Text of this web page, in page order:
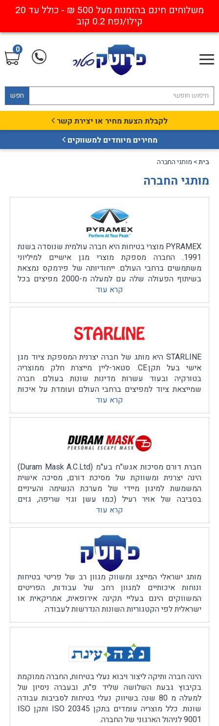
משלוחים חינם בהזמנות מעל 500 ₪ - כולל עד 20
קילו/נפח 0.2 קוב
חפש
0
לקבלת הצעת מחיר או יצירת קשר
מחירים מיוחדים למשווקים
בית> מותגי החברה
מותגי החברה
PYRAMEX מוצרי בטיחות היא חברה עולמית שנוסדה בשנת
1991. החברה מספקת מוצרי מגן אישיים למיליוני
משתמשים ברחבי העולם. ייחודיותה של פירמקס נמצאת
בשיתוף הפעולה שלה עם למעלה מ-2000 מפיצים בכל
רחבי העולם, מה שמאפשר את תפוצתה הרחבה.
החברה לא פועלת רק בכדי לספק מוצרים מעולים, אלא גם
כדי לספק פתרונות עבור המפיצים שלהם ולקוחותיהם. עם
העולם, החברה מצליחה לייצר קו של מוצרים איכותיים
ומשמעותיים בשוק. פירמקס מתמקדת בעיקר בייצור מוצרי
מגן המיועדים לאיזור המותניים ומעלה. כל המוצרים
נבדקים באופן עצמאי ועומדים בכל דרישות הבטיחות.
חברות ההפצה נותנות ביטחון מלא במוצרי פירמקס שישרתו
את מטרותיהם - להגן על הנכס החשוב בחברה, העובדים.
פירקמס מבטיחה למפיצים וללקוחותיהם את המוצרים
פרוטק בטיחות וטכנולוגיה בע’’מ הינה הנציגה הבלעדית
קרא עוד
STARLINE היא מותג של חברה יצרנית המספקת ציוד מגן
אישי בעל תקן CE. סטאר-ליין מייצרת חלק ממוצריה
בטורקיה ובעוד עשרות מדינות שונות בעולם. חברה
שמייצאת ציוד למפיצים ברחבי העולם ועומדת על איכות
מוצריה באמצעות ביזור צוותים מקצועיים. כל מוצריהם
נבדקו באופן עצמאי ועומדים בכל דרישות
הבטיחות. STARLINE מבטיחה למפיצים וללקוחותיהם את
פרוטק בטיחות וטכנולוגיה בע’’מ הינה הנציגה הבלעדית
בישראל של מוצרי סטאר-ליין.
קרא עוד
חברת דורם מסיכות אגש"ח בע"מ (Duram Mask A.C.Ltd)
הינה יצרנית ומשווקת של מסיכת דורם, מסיכה אישית
המשמשת למיגון מיידי של מערכת הנשימה והעיניים
בסביבה של אויר רעיל (כמו עשן וגזי שריפה, גזים
תעשיתיים וחומ"ס , גזי מלחמה וחל"כ וכו') ומילוט מאזור
הסכנה.
החברה מעניקה פתרונות טכנולוגיים מגוונים בתחום המיגון
הנשימתי, ותופרת ללקוחותיה פתרונות ייחודיים על פי
הדרישות והצרכים שלהם, תוך הקפדה ושמירה על איכות
גבוהה,
על פי דרישות התקן אירופי CE (של כל דגם בנפרד)
והמזרח הרחוק, למגוון רחב של סקטורים – תעשיות
ומכרות, תחבורה, תשתיות, בטחון, וכן מוסדות ואירגונים
היושבים במבנים גבוהים
קרא עוד
מותג ישראלי המייצג ומשווק מגוון רב של פריטי בטיחות
ונוחות איכותיים למגוון רחב של עבודות, הפריטים
המשווקים הינם בעליי תקינה אירופאית, אמריקאית או
ישראלית לפי הקטגוריות השונות הנדרשות לעבודה.
הינה חברה ותיקה ליצור ויבוא נעלי בטיחות, החברה ממוקמת
בקיבוץ גבעת השלושה שליד פ"ת, ובעברה ניסיון של
למעלה מ 80 שנה בשיווק נעלי בטיחות לסביבות עבודה
שונות. כלל מוצריה עומדים בתקן ISO 20345 ותקן ISO
9001 לניהול הארגוני של החברה.